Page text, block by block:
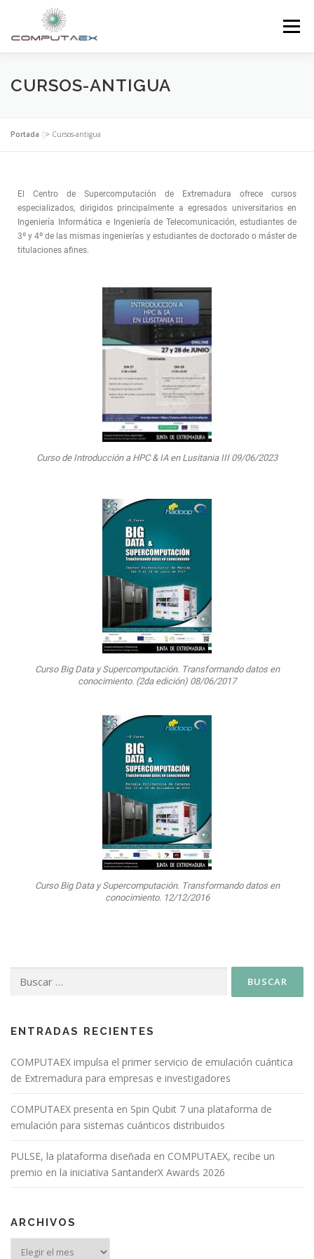
Menú
INICIO LA FUNDACIÓN
SUPERCOMPUTACIÓN
CURSOS-ANTIGUA
Portada >> Cursos-antigua
El Centro de Supercomputación de Extremadura ofrece cursos
especializados, dirigidos principalmente a egresados universitarios en
Ingeniería Informática e Ingeniería de Telecomunicación, estudiantes de
3º y 4º de las mismas ingenierías y estudiantes de doctorado o máster de
titulaciones afines.
Curso de Introducción a HPC & IA en Lusitania III 09/06/2023
Curso Big Data y Supercomputación. Transformando datos en
conocimiento. (2da edición) 08/06/2017
Curso Big Data y Supercomputación. Transformando datos en
conocimiento. 12/12/2016
ENTRADAS RECIENTES
COMPUTAEX impulsa el primer servicio de emulación cuántica
de Extremadura para empresas e investigadores
COMPUTAEX presenta en Spin Qubit 7 una plataforma de
emulación para sistemas cuánticos distribuidos
PULSE, la plataforma diseñada en COMPUTAEX, recibe un
premio en la iniciativa SantanderX Awards 2026
ARCHIVOS